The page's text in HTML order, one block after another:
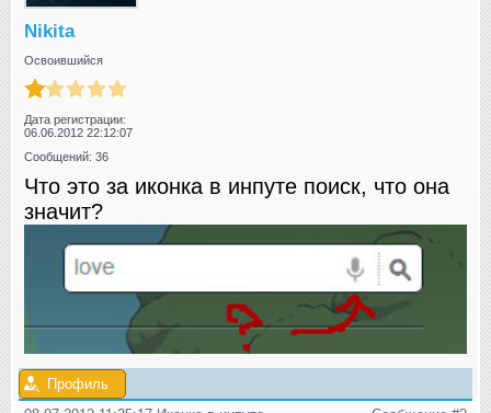
Nikita
Освоившийся
Дата регистрации:
06.06.2012 22:12:07
Сообщений: 36
Что это за иконка в инпуте поиск, что она
значит?
Профиль